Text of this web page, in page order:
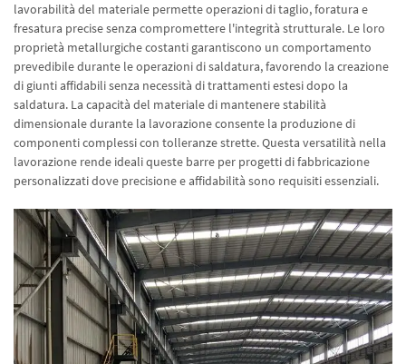
lavorabilità del materiale permette operazioni di taglio, foratura e
fresatura precise senza compromettere l'integrità strutturale. Le loro
proprietà metallurgiche costanti garantiscono un comportamento
prevedibile durante le operazioni di saldatura, favorendo la creazione
di giunti affidabili senza necessità di trattamenti estesi dopo la
saldatura. La capacità del materiale di mantenere stabilità
dimensionale durante la lavorazione consente la produzione di
componenti complessi con tolleranze strette. Questa versatilità nella
lavorazione rende ideali queste barre per progetti di fabbricazione
personalizzati dove precisione e affidabilità sono requisiti essenziali.